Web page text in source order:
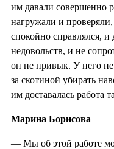
им давали совершенно
нагружали и
спокойно справлялся,
недовольств, и не
он не привык. У него
за скотиной убирать
им доставалась работа
Марина Борисова
— Мы об этой работе